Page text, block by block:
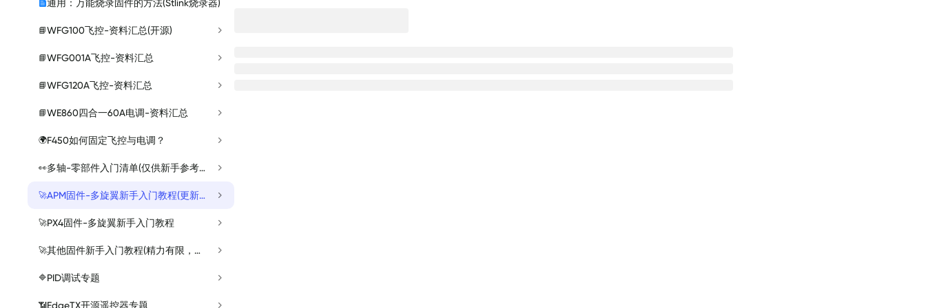
通用：万能烧录固件的方法(Stlink烧录器)
📘WFG100飞控-资料汇总(开源)
📘WFG001A飞控-资料汇总
📘WFG120A飞控-资料汇总
📘WE860四合一60A电调-资料汇总
🌍F450如何固定飞控与电调？
👀 多轴-零部件入门清单(仅供新手参考）
🚀 APM固件-多旋翼新手入门教程(更新中)
🚀PX4固件-多旋翼新手入门教程
🚀 其他固件新手入门教程(精力有限，待大朋逐步制作~~~~)
🔷PID调试专题
📶 EdgeTX开源遥控器专题